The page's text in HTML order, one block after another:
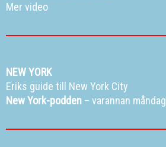
Mer video
NEW YORK
Eriks guide till New York City
New York-podden – varannan måndag